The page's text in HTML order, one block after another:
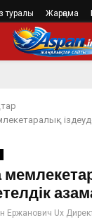
туралы Жарңама
Ержанович Ux